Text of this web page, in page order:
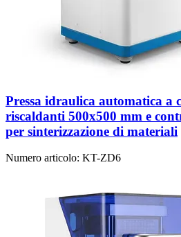
Pressa idraulica automatica a
riscaldanti 500x500 mm e
per sinterizzazione di materiali
Numero articolo: KT-ZD6